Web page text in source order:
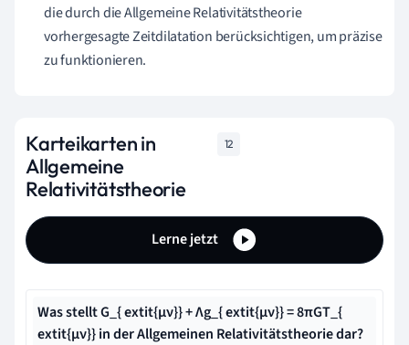
die durch die Allgemeine Relativitätstheorie
vorhergesagte Zeitdilatation berücksichtigen, um präzise
zu funktionieren.
Karteikarten in
Allgemeine
Relativitätstheorie
12
Lerne jetzt
Was stellt G_{ extit{μν}} + Λg_{ extit{μν}} = 8πGT_{
extit{μν}} in der Allgemeinen Relativitätstheorie dar?